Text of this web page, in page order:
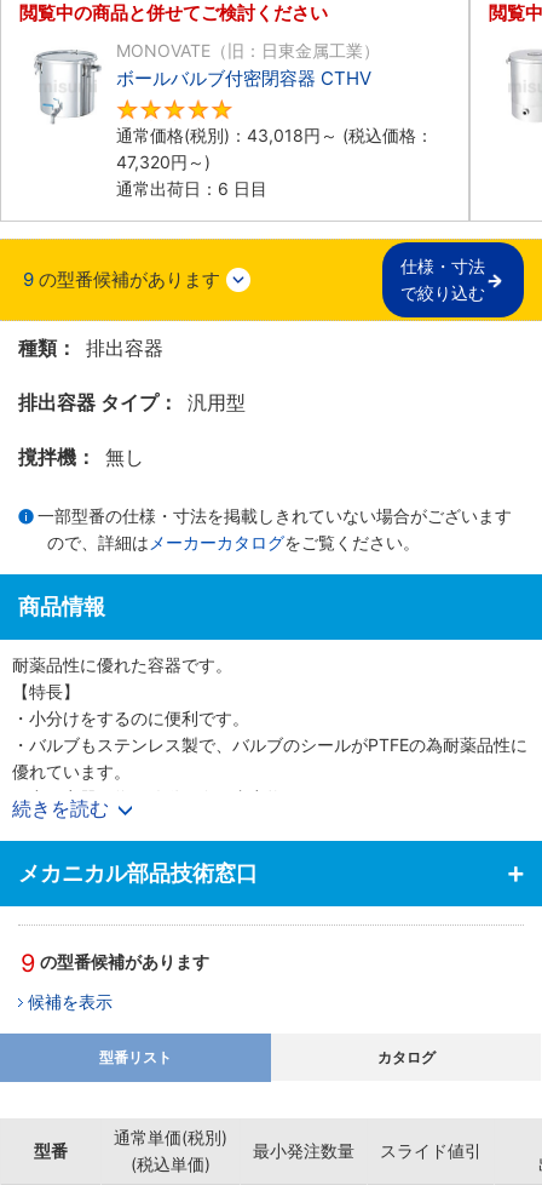
閲覧中の商品と併せてご検討ください
MONOVATE（旧：日東金属工業）
ボールバルブ付密閉容器 CTHV
通常価格(税別)： 43,018円 ～ (税込価格：
47,320円 ～)
通常出荷日：6 日目
閲覧
9 の型番候補があります
仕様・寸法
で絞り込む
種類： 排出容器
排出容器 タイプ： 汎用型
撹拌機： 無し
一部型番の仕様・寸法を掲載しきれていない場合がございます
ので、詳細は メーカーカタログをご覧ください。
商品情報
耐薬品性に優れた容器です。
【特長】
・小分けをするのに便利です。
・バルブもステンレス製で、バルブのシールがPTFEの為耐薬品性に
優れています。
・密閉容器の為、移動の際に内容物がこぼれません。
・ノズルの先端は、ねじ込み継手の為、接続が可能です。
・ゴムを侵す溶剤や原料の貯蔵から小分けに最適です。
続きを読む
メカニカル部品技術窓口
9 の型番候補があります
候補を表示
型番リスト カタログ
型番
通常単価(税別)
(税込単価)
最小発注数量 スライド値引